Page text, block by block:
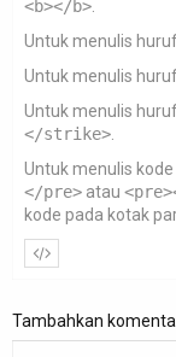
<b></b>
Untuk menulis
Untuk menulis
Untuk menulis
</strike>
Untuk menulis
</pre> atau
kode pada kotak
Tambahkan